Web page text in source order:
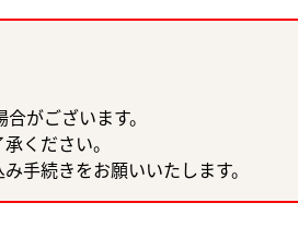
がございます。
ください。
手続きをお願いいたします。